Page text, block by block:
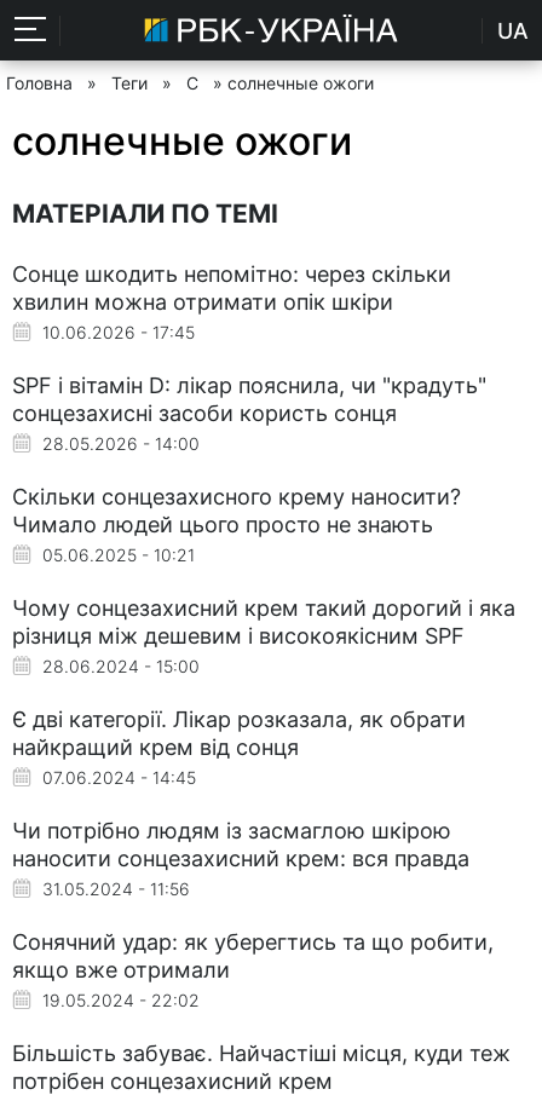
UA
Головна » Теги » С » солнечные ожоги
солнечные ожоги
МАТЕРІАЛИ ПО ТЕМІ
Сонце шкодить непомітно: через скільки
хвилин можна отримати опік шкіри
10.06.2026 - 17:45
SPF і вітамін D: лікар пояснила, чи "крадуть"
сонцезахисні засоби користь сонця
28.05.2026 - 14:00
Скільки сонцезахисного крему наносити?
Чимало людей цього просто не знають
05.06.2025 - 10:21
Чому сонцезахисний крем такий дорогий і яка
різниця між дешевим і високоякісним SPF
28.06.2024 - 15:00
Є дві категорії. Лікар розказала, як обрати
найкращий крем від сонця
07.06.2024 - 14:45
Чи потрібно людям із засмаглою шкірою
наносити сонцезахисний крем: вся правда
31.05.2024 - 11:56
Сонячний удар: як уберегтись та що робити,
якщо вже отримали
19.05.2024 - 22:02
Більшість забуває. Найчастіші місця, куди теж
потрібен сонцезахисний крем